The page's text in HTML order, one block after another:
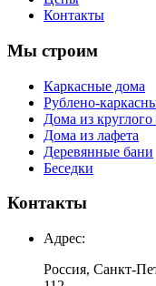
Контакты
Мы строим
Каркасные дома
Рублено-
Дома из круглого
Дома из лафета
Деревянные бани
Беседки
Контакты
Адрес:
Россия, Санкт-